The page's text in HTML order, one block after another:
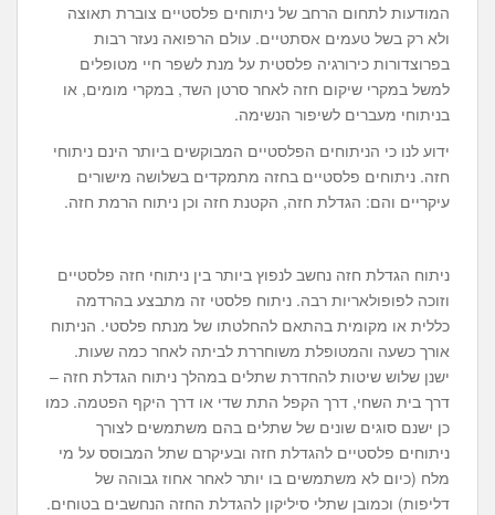
המודעות לתחום הרחב של ניתוחים פלסטיים צוברת תאוצה
ולא רק בשל טעמים אסתטיים. עולם הרפואה נעזר רבות
בפרוצדורות כירורגיה פלסטית על מנת לשפר חיי מטופלים
למשל במקרי שיקום חזה לאחר סרטן השד, במקרי מומים, או
בניתוחי מעברים לשיפור הנשימה.
ידוע לנו כי הניתוחים הפלסטיים המבוקשים ביותר הינם ניתוחי
חזה. ניתוחים פלסטיים בחזה מתמקדים בשלושה מישורים
עיקריים והם: הגדלת חזה, הקטנת חזה וכן ניתוח הרמת חזה.
ניתוח הגדלת חזה נחשב לנפוץ ביותר בין ניתוחי חזה פלסטיים
וזוכה לפופולאריות רבה. ניתוח פלסטי זה מתבצע בהרדמה
כללית או מקומית בהתאם להחלטתו של מנתח פלסטי. הניתוח
אורך כשעה והמטופלת משוחררת לביתה לאחר כמה שעות.
ישנן שלוש שיטות להחדרת שתלים במהלך ניתוח הגדלת חזה –
דרך בית השחי, דרך הקפל התת שדי או דרך היקף הפטמה. כמו
כן ישנם סוגים שונים של שתלים בהם משתמשים לצורך
ניתוחים פלסטיים להגדלת חזה ובעיקרם שתל המבוסס על מי
מלח (כיום לא משתמשים בו יותר לאחר אחוז גבוהה של
דליפות) וכמובן שתלי סיליקון להגדלת החזה הנחשבים בטוחים.